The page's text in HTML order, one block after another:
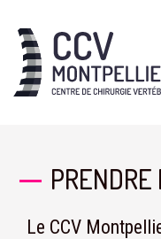
Le CCV